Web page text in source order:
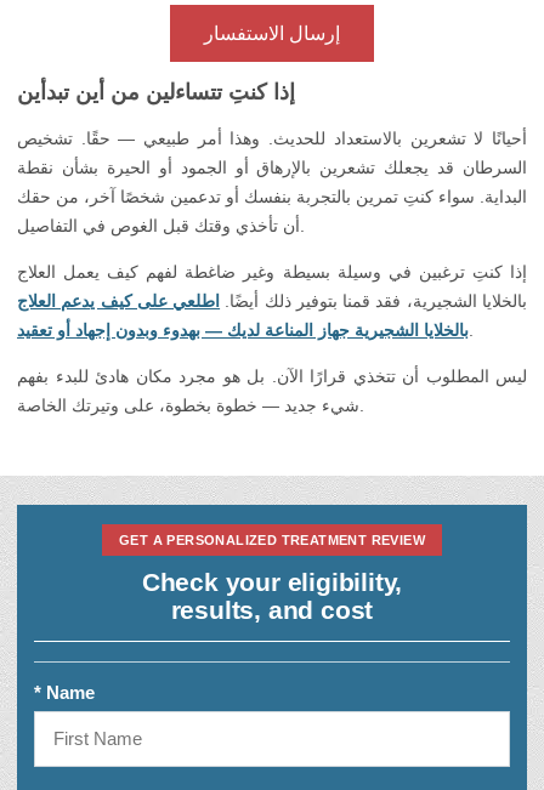
إرسال الاستفسار
إذا كنتِ تتساءلين من أين تبدأين
أحيانًا لا تشعرين بالاستعداد للحديث. وهذا أمر طبيعي — حقًا. تشخيص
السرطان قد يجعلك تشعرين بالإرهاق أو الجمود أو الحيرة بشأن نقطة
البداية. سواء كنتِ تمرين بالتجربة بنفسك أو تدعمين شخصًا آخر، من حقك
إذا كنتِ ترغبين في وسيلة بسيطة وغير ضاغطة لفهم كيف يعمل العلاج
بالخلايا الشجيرية، فقد قمنا بتوفير ذلك أيضًا.
اطلعي على كيف يدعم العلاج
بالخلايا الشجيرية جهاز المناعة لديك — بهدوء وبدون إجهاد أو تعقيد
ليس المطلوب أن تتخذي قرارًا الآن. بل هو مجرد مكان هادئ للبدء بفهم
GET A PERSONALIZED TREATMENT REVIEW
Check your eligibility,
results, and cost
* Name